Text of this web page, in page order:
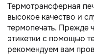
Термотрансферная
высокое качество и
термопечать. Прежде
этикетки с помощью
рекомендуем вам